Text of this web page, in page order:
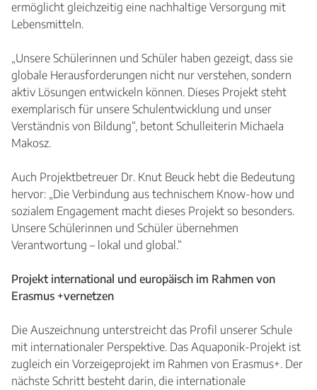
ermöglicht gleichzeitig eine nachhaltige Versorgung mit
Lebensmitteln.
„Unsere Schülerinnen und Schüler haben gezeigt, dass sie
globale Herausforderungen nicht nur verstehen, sondern
aktiv Lösungen entwickeln können. Dieses Projekt steht
exemplarisch für unsere Schulentwicklung und unser
Verständnis von Bildung“, betont Schulleiterin Michaela
Makosz.
Auch Projektbetreuer Dr. Knut Beuck hebt die Bedeutung
hervor: „Die Verbindung aus technischem Know-how und
sozialem Engagement macht dieses Projekt so besonders.
Unsere Schülerinnen und Schüler übernehmen
Verantwortung – lokal und global.“
Projekt international und europäisch im Rahmen von
Erasmus +vernetzen
Die Auszeichnung unterstreicht das Profil unserer Schule
mit internationaler Perspektive. Das Aquaponik-Projekt ist
zugleich ein Vorzeigeprojekt im Rahmen von Erasmus+. Der
nächste Schritt besteht darin, die internationale